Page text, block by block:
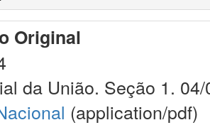
Original
da União. Seção 1.
(application/pdf)